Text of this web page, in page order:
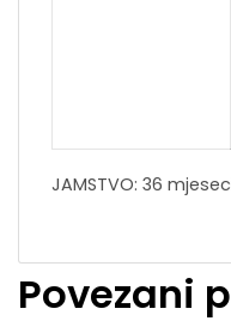
JAMSTVO: 36
Povezani